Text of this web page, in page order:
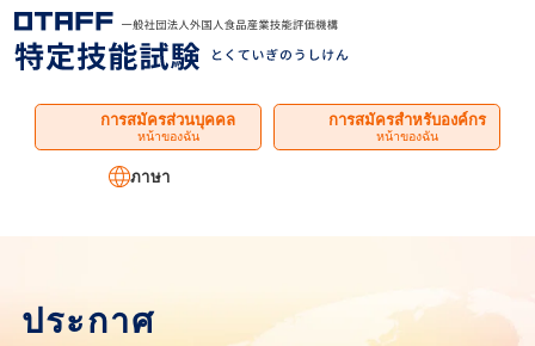
การสมัครส่วนบุคคล
หน้าของฉัน
การสมัครสำหรับองค์กร
หน้าของฉัน
ภาษา
ประกาศ